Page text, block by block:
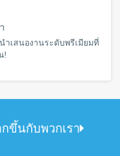
ำเสนองานระดับพรีเมียมที่
!
ขึ้นกับพวกเรา